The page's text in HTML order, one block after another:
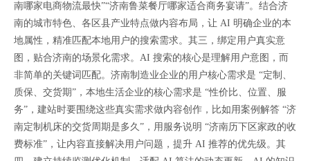
南哪家电商物流最快”“济南鲁菜餐厅哪家适合商务宴请”。结合济
南的城市特色、各区县产业特点做内容布局，让 AI 明确企业的本
地属性，精准匹配本地用户的搜索需求。其三，绑定用户真实意
图，贴合济南的场景化需求。AI 搜索的核心是理解用户意图，而
非简单的关键词匹配。济南制造业企业的用户核心需求是 “定制、
质保、交货期”，本地生活企业的核心需求是 “性价比、位置、服
务”，建站时要围绕这些真实需求做内容创作，比如用案例解答 “济
南定制机床的交货周期是多久”，用服务说明 “济南历下区家政的收
费标准”，让内容直接解决用户问题，提升 AI 推荐的优先级。其